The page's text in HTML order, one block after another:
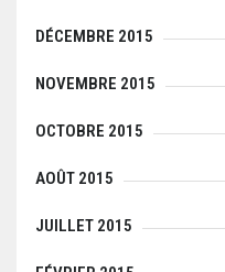
DÉCEMBRE 2015
NOVEMBRE 2015
OCTOBRE 2015
AOÛT 2015
JUILLET 2015